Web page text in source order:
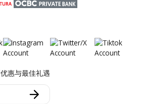
惠与最佳礼遇